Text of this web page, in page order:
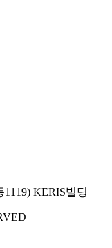
KERIS빌딩